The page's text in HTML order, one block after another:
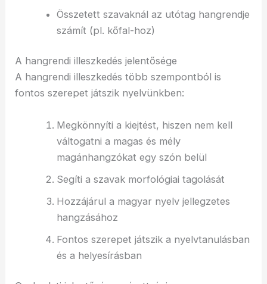
Összetett szavaknál az utótag hangrendje
számít (pl. kőfal-hoz)
A hangrendi illeszkedés jelentősége
A hangrendi illeszkedés több szempontból is
fontos szerepet játszik nyelvünkben:
Megkönnyíti a kiejtést, hiszen nem kell
váltogatni a magas és mély
magánhangzókat egy szón belül
Segíti a szavak morfológiai tagolását
Hozzájárul a magyar nyelv jellegzetes
hangzásához
Fontos szerepet játszik a nyelvtanulásban
és a helyesírásban